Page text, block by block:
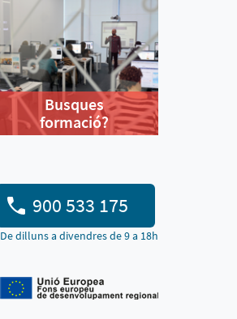
Busques
formació?
900 533 175
De dilluns a divendres de 9 a 18h